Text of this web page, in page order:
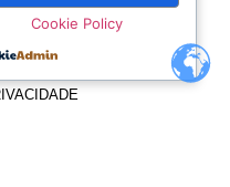
Cookie Policy